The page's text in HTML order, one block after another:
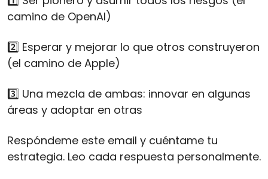
camino de OpenAI)
2️⃣ Esperar y mejorar lo que otros construyeron
(el camino de Apple)
3️⃣ Una mezcla de ambas: innovar en algunas
áreas y adoptar en otras
Respóndeme este email y cuéntame tu
estrategia. Leo cada respuesta personalmente.